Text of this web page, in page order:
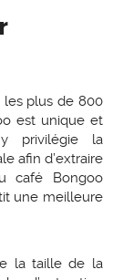
plus de 800
est unique et
privilégie la
afin d’extraire
café Bongoo
une meilleure
la taille de la